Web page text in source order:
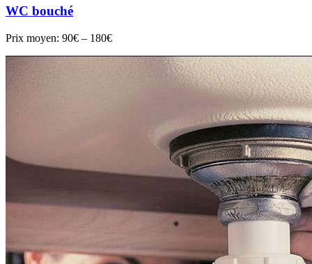
WC bouché
Prix moyen: 90€ – 180€